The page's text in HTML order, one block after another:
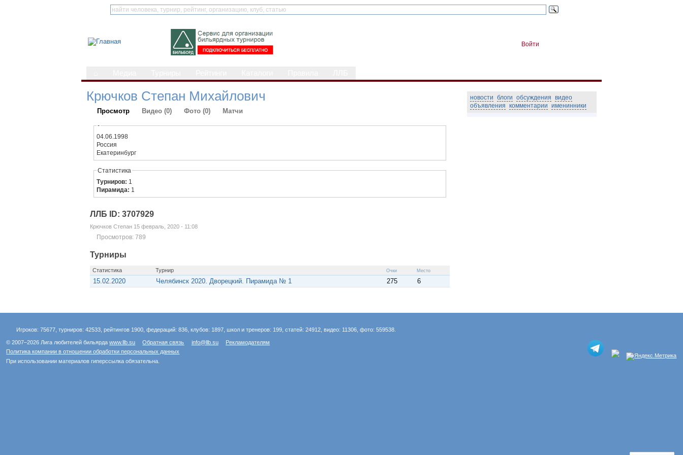
Войти
Крючков Степан Михайлович
Просмотр Видео (0) Фото (0) Матчи
-
04.06.1998
Россия
Екатеринбург
Статистика
Турниров: 1
Пирамида: 1
ЛЛБ ID: 3707929
Крючков Степан 15 февраль, 2020 - 11:08
Просмотров: 789
Турниры
Статистика Турнир Очки Место
15.02.2020 Челябинск 2020. Дворецкий. Пирамида № 1 275 6
новости блоги обсуждения видео
объявления комментарии именинники
Игроков: 75677, турниров: 42533, рейтингов 1900, федераций: 836, клубов: 1897, школ и тренеров: 199, статей: 24912, видео: 11306, фото: 559538.
© 2007–2026 Лига любителей бильярдаwww.llb.su Обратная связь info@llb.su
Рекламодателям
Политика компании в отношении обработки персональных данных
При использовании материалов гиперссылка обязательна.